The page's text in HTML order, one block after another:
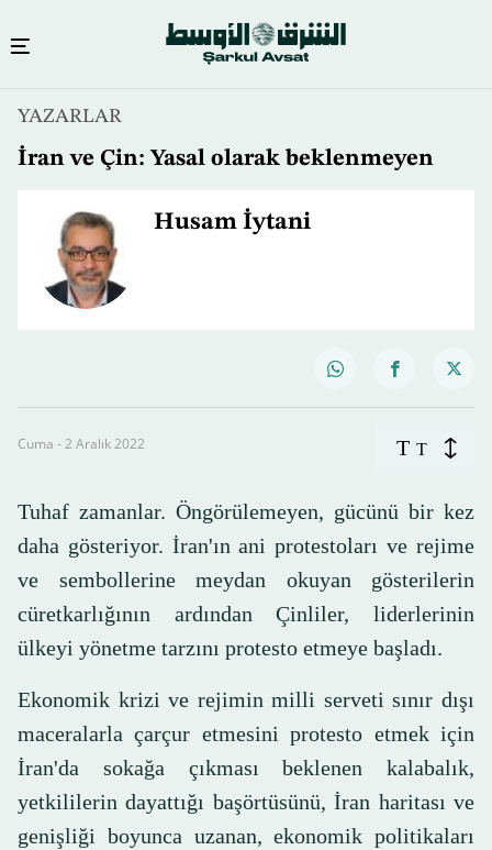
YAZARLAR
İran ve Çin: Yasal olarak beklenmeyen
Husam İytani
Cuma - 2 Aralık 2022 T T
Tuhaf zamanlar. Öngörülemeyen, gücünü bir kez
daha gösteriyor. İran'ın ani protestoları ve rejime
ve sembollerine meydan okuyan gösterilerin
cüretkarlığının ardından Çinliler, liderlerinin
ülkeyi yönetme tarzını protesto etmeye başladı.
Ekonomik krizi ve rejimin milli serveti sınır dışı
maceralarla çarçur etmesini protesto etmek için
İran'da sokağa çıkması beklenen kalabalık,
yetkililerin dayattığı başörtüsünü, İran haritası ve
genişliği boyunca uzanan, ekonomik politikaları